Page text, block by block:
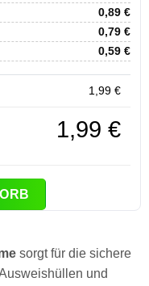
0,89€
0,79€
0,59€
1,99€
1,99 €
Menge
sorgt für die sichere
und